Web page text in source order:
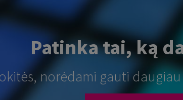
Patinka tai, ką
norėdami gauti